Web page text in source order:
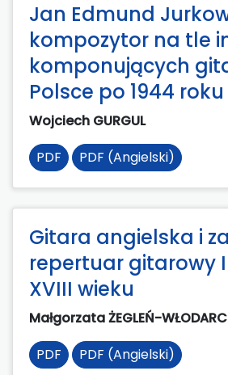
Jan Edmund
kompozytor na tle
komponujących
Polsce po 1944 roku
Wojciech GURGUL
PDF
PDF (Angielski)
Gitara angielska i
repertuar gitarowy
XVIII wieku
Małgorzata ŻEGLEŃ-
PDF
PDF (Angielski)